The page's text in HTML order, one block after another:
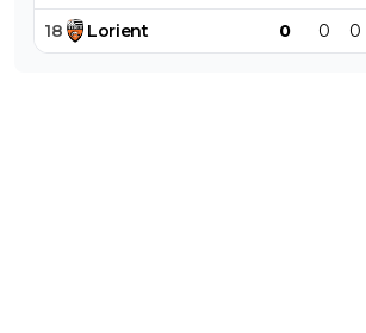
18 Lorient 0 0 0